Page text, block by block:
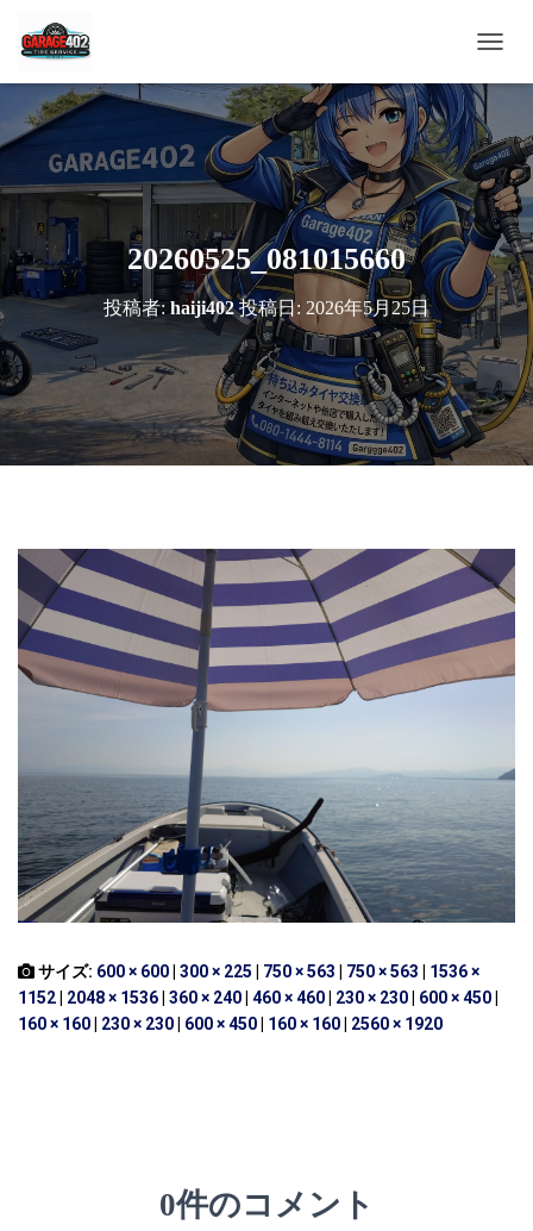
ビ
ー
シ
ョ
ン
を
切
り
替
え
20260525_081015660
投稿者: haiji402投稿日: 2026年5月25日
サイズ: 600 × 600| 300 × 225 | 750 × 563 | 750 × 563 | 1536 ×
1152| 2048 × 1536| 360 × 240| 460 × 460| 230 × 230| 600 × 450|
160 × 160| 230 × 230| 600 × 450| 160 × 160| 2560 × 1920
0件のコメント